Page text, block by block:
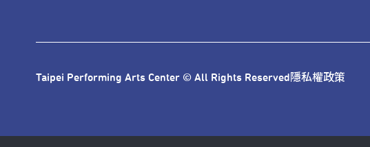
Taipei Performing Arts Center © All Rights Reserved隱私權政策